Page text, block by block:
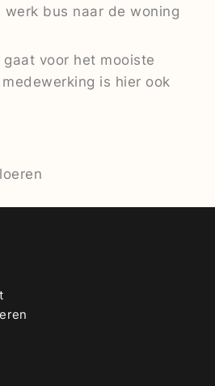
bus naar de woning
voor het mooiste
is hier ook